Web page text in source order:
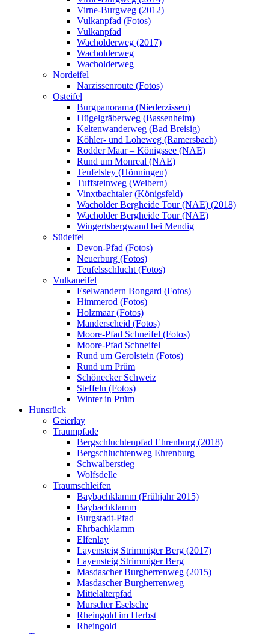
Virne-Burgweg (2012)
Vulkanpfad (Fotos)
Vulkanpfad
Wacholderweg (2017)
Wacholderweg
Wacholderweg
Nordeifel
Narzissenroute (Fotos)
Osteifel
Burgpanorama (Niederzissen)
Hügelgräberweg (Bassenheim)
Keltenwanderweg (Bad Breisig)
Köhler- und Loheweg (Ramersbach)
Rodder Maar – Königssee (NAE)
Rund um Monreal (NAE)
Teufelsley (Hönningen)
Tuffsteinweg (Weibern)
Vinxtbachtaler (Königsfeld)
Wacholder Bergheide Tour (NAE) (2018)
Wacholder Bergheide Tour (NAE)
Wingertsbergwand bei Mendig
Südeifel
Devon-Pfad (Fotos)
Neuerburg (Fotos)
Teufelsschlucht (Fotos)
Vulkaneifel
Eselwandern Bongard (Fotos)
Himmerod (Fotos)
Holzmaar (Fotos)
Manderscheid (Fotos)
Moore-Pfad Schneifel (Fotos)
Moore-Pfad Schneifel
Rund um Gerolstein (Fotos)
Rund um Prüm
Schönecker Schweiz
Steffeln (Fotos)
Winter in Prüm
Hunsrück
Geierlay
Traumpfade
Bergschluchtenpfad Ehrenburg (2018)
Bergschluchtenweg Ehrenburg
Schwalberstieg
Wolfsdelle
Traumschleifen
Baybachklamm (Frühjahr 2015)
Baybachklamm
Burgstadt-Pfad
Ehrbachklamm
Elfenlay
Layensteig Strimmiger Berg (2017)
Layensteig Strimmiger Berg
Masdascher Burgherrenweg (2015)
Masdascher Burgherrenweg
Mittelalterpfad
Murscher Eselsche
Rheingold im Herbst
Rheingold